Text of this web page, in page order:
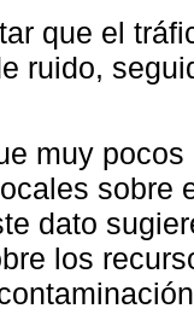
que el
ruido,
muy
sobre
dato
los